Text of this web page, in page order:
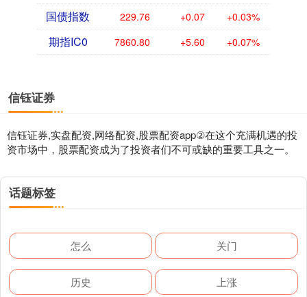
国债指数 229.76 +0.07 +0.03%
期指IC0 7860.80 +5.60 +0.07%
信钰证券
信钰证券,实盘配资,网络配资,股票配资app②在这个充满机遇的投
资市场中，股票配资成为了投资者们不可或缺的重要工具之一。
话题标签
怎么 关门
历史 上涨